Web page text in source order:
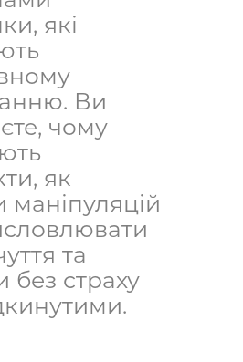
які
Ви
чому
як
маніпуляцій
та
без страху